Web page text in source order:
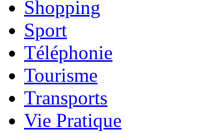
Shopping
Sport
Téléphonie
Tourisme
Transports
Vie Pratique